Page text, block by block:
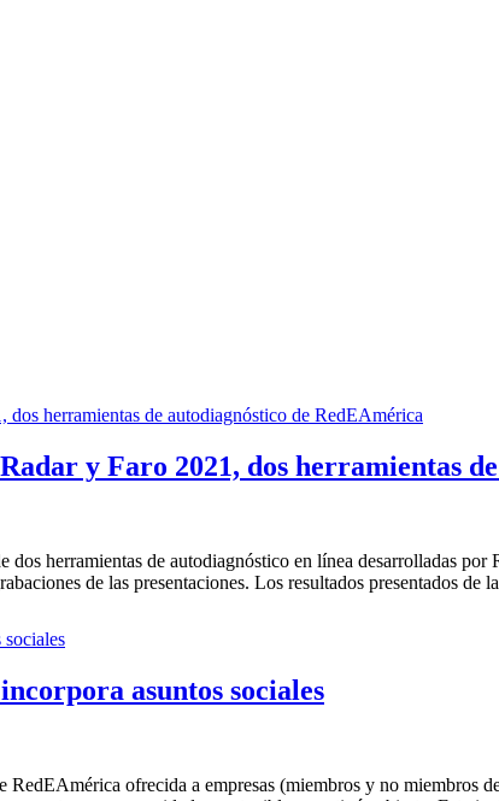
y Faro 2021, dos herramientas
dos herramientas de autodiagnóstico en línea desarrolladas
de las presentaciones. Los resultados presentados de
asuntos sociales
ofrecida a empresas (miembros y no miembros